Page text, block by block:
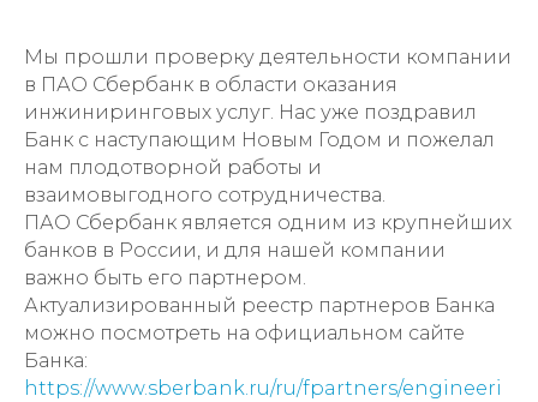
Мы прошли проверку деятельности компании
в ПАО Сбербанк в области оказания
инжиниринговых услуг. Нас уже поздравил
Банк с наступающим Новым Годом и пожелал
нам плодотворной работы и
взаимовыгодного сотрудничества.
ПАО Сбербанк является одним из крупнейших
банков в России, и для нашей компании
важно быть его партнером.
Актуализированный реестр партнеров Банка
можно посмотреть на официальном сайте
Банка:
https://www.sberbank.ru/ru/fpartners/engineeri